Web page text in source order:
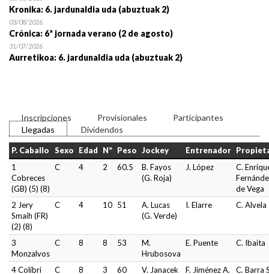
Kronika: 6. jardunaldia uda (abuztuak 2)
03/08/2026
Crónica: 6ª jornada verano (2 de agosto)
31/07/2026
Aurretikoa: 6. jardunaldia uda (abuztuak 2)
Inscripciones Provisionales
Participantes
Llegadas
Dividendos
P. Caballo Sexo Edad Nº Peso Jockey Entrenador
1
Cobreces
(GB) (5) (8)
C 4 2 60.5
B. Fayos
(G. Roja)
J. López
C.
de Vega
2 Jery
Smaih (FR)
(2) (8)
C 4 10 51
A. Lucas
(G. Verde)
I. Elarre C. Alvela
3
Monzalvos
C 8 8 53
M.
Hrubosova
E. Puente C. Ibaita
4 Colibri
C 8 3 60 V. Janacek F. Jiménez A. C. Barra